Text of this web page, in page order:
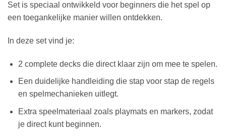
Set is speciaal ontwikkeld voor beginners die het spel op
een toegankelijke manier willen ontdekken.
In deze set vind je:
2 complete decks die direct klaar zijn om mee te spelen.
Een duidelijke handleiding die stap voor stap de regels
en spelmechanieken uitlegt.
Extra speelmateriaal zoals playmats en markers, zodat
je direct kunt beginnen.